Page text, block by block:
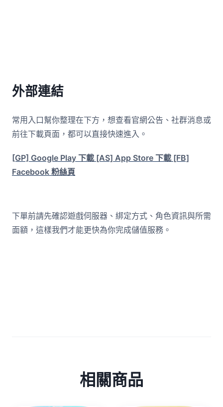
外部連結
常用入口幫你整理在下方，想查看官網公告、社群消息或
前往下載頁面，都可以直接快速進入。
[GP] Google Play 下載 [AS] App Store 下載 [FB]
Facebook 粉絲頁
下單前請先確認遊戲伺服器、綁定方式、角色資訊與所需
面額，這樣我們才能更快為你完成儲值服務。
相關商品